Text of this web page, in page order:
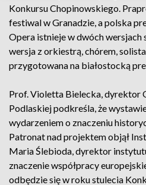
Konkursu Chopinowskiego.
festiwal w Granadzie, a polska
Opera istnieje w dwóch wersjach
wersja z orkiestrą, chórem,
przygotowana na białostocką
Prof. Violetta Bielecka, dyrektor
Podlaskiej podkreśla, że
wydarzeniem o znaczeniu
Patronat nad projektem objął
Maria Ślebioda, dyrektor
znaczenie współpracy
odbędzie się w roku stulecia